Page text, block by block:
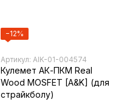
−12%
Артикул: AIK-01-004574
Кулемет АК-ПКМ Real
Wood MOSFET [A&K] (для
страйкболу)